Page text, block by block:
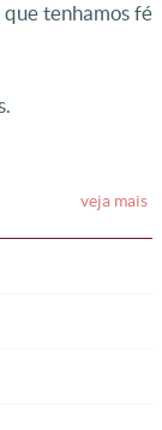
tenhamos fé
veja mais